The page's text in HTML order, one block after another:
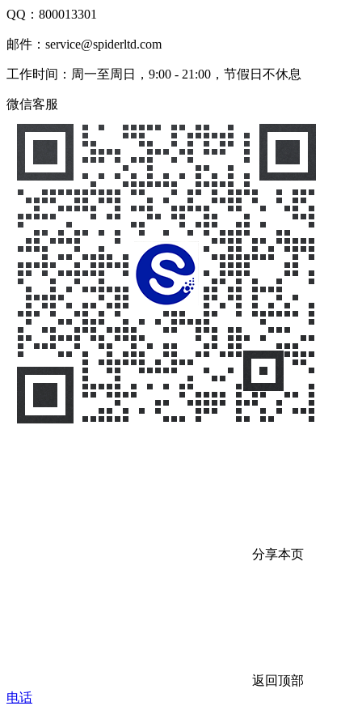
QQ： 800013301
邮件：service@spiderltd.com
工作时间：周一至周日，9:00 - 21:00，节假日不休息
微信客服
分享本页
返回顶部
电话